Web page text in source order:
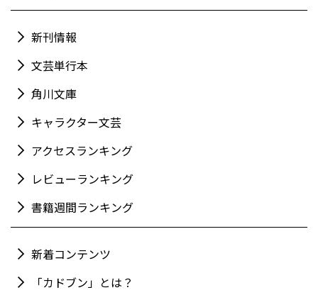
新刊情報
文芸単行本
角川文庫
キャラクター文芸
アクセスランキング
レビューランキング
書籍週間ランキング
新着コンテンツ
「カドブン」とは？